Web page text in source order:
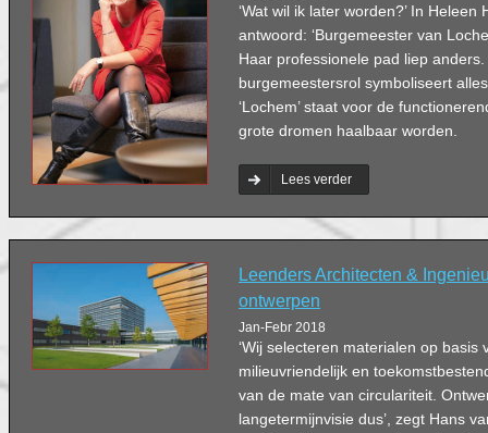
‘Wat wil ik later worden?’ In
antwoord: ‘Burgemeester van
Haar professionele pad liep
burgemeestersrol symboliseert
‘Lochem’ staat voor de
grote dromen haalbaar worden.
Lees verder
Leenders Architecten &
ontwerpen
Jan-Febr 2018
‘Wij selecteren materialen op basis
milieuvriendelijk en
van de mate van circulariteit.
langetermijnvisie dus’, zegt Hans